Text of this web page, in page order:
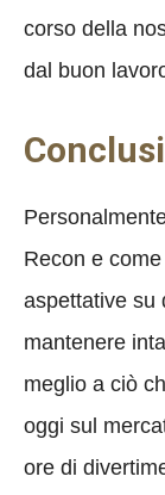
corso della
dal buon
Recon e
aspettative su
mantenere
meglio a ciò
oggi sul
ore di